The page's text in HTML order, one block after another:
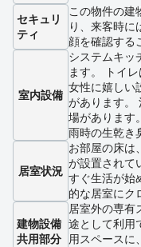
セキュリ
ティ
この物件の建
り、来客時に
顔を確認する
室内設備
システムキッ
ます。 トイ
女性に嬉しい
があります。
場があります
雨時の生乾き
居室状況
お部屋の床は
が設置されて
すぐ生活が始
的な居室にク
建物設備
共用部分
居室外の専有
途として利用
用スペースに